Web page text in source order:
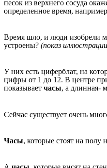
песок из верхнего сосуда
определенное время,
Время шло, и люди изобрели
устроены? (показ
У них есть циферблат, на
цифры от 1 до 12. В центре
показывает часы, а длинная-
Сейчас существует очень
Часы, которые стоят на полу